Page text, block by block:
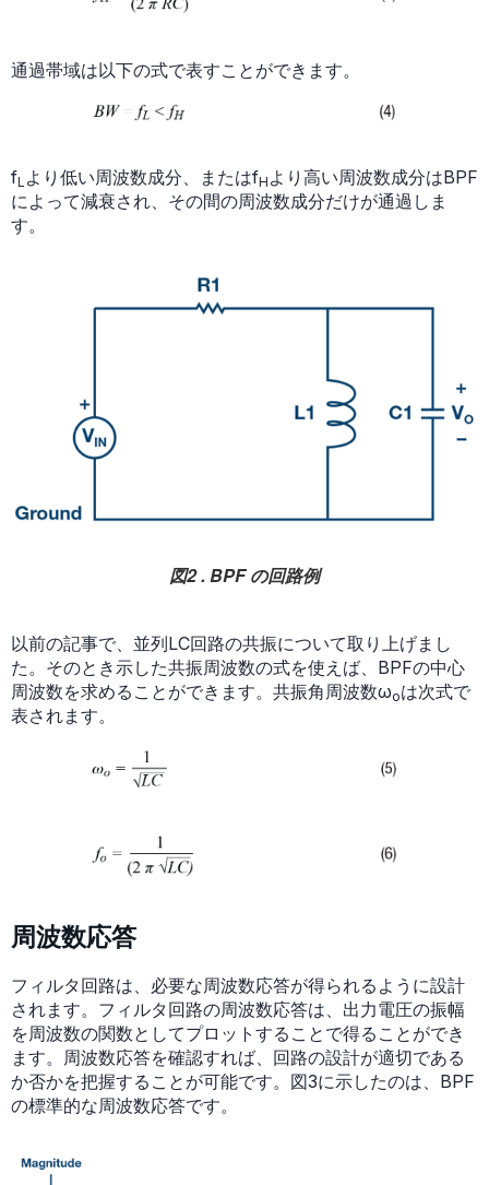
通過帯域は以下の式で表すことができます。
fL より低い周波数成分、またはfH より高い周波数成分はBPF
によって減衰され、その間の周波数成分だけが通過しま
す。
図2 . BPF の回路例
以前の記事で、並列LC回路の共振について取り上げまし
た。そのとき示した共振周波数の式を使えば、BPFの中心
周波数を求めることができます。共振角周波数ωoは次式で
表されます。
周波数応答
フィルタ回路は、必要な周波数応答が得られるように設計
されます。フィルタ回路の周波数応答は、出力電圧の振幅
を周波数の関数としてプロットすることで得ることができ
ます。周波数応答を確認すれば、回路の設計が適切である
か否かを把握することが可能です。図3に示したのは、BPF
の標準的な周波数応答です。